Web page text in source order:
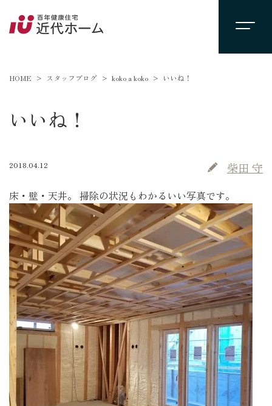
HOME スタッフブログ koko a koko いいね！
いいね！
2018.04.12 柴田 守
床・壁・天井。 掃除の状況もわかるいい写真です。